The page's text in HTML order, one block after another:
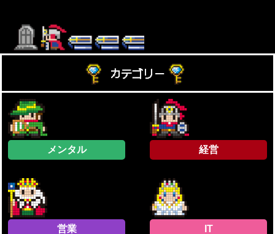
カテゴリー
メンタル 経営
営業 IT